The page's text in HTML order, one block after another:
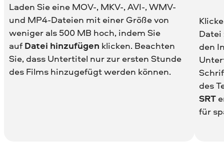
Laden Sie eine MOV-, MKV-, AVI-, WMV-
und MP4-Dateien mit einer Größe von
weniger als 500 MB hoch, indem Sie
auf Datei hinzufügen klicken. Beachten
Sie, dass Untertitel nur zur ersten Stunde
des Films hinzugefügt werden können.
Datei
den
des
SRT
für